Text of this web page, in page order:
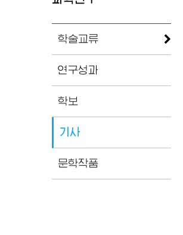
학술교류
연구성과
학보
기사
문학작품